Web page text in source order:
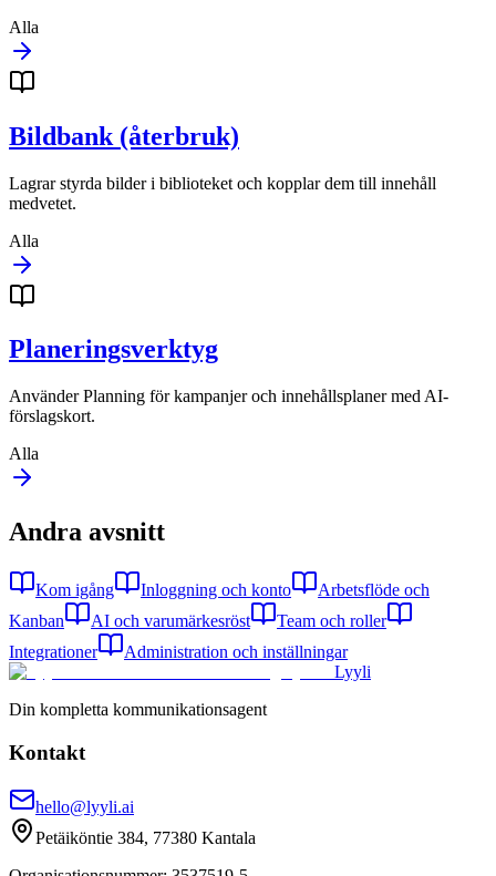
Alla
Bildbank (återbruk)
Lagrar styrda bilder i biblioteket och kopplar dem till innehåll
medvetet.
Alla
Planeringsverktyg
Använder Planning för kampanjer och innehållsplaner med AI-
förslagskort.
Alla
Andra avsnitt
Kom igång Inloggning och konto
Arbetsflöde och
Kanban
AI och varumärkesröst
Team och roller
Integrationer
Administration och inställningar
Lyyli
Din kompletta kommunikationsagent
Kontakt
hello@lyyli.ai
Petäiköntie 384, 77380 Kantala